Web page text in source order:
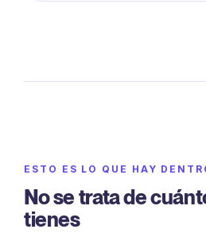
ESTO ES LO QUE HAY
No se trata de
tienes